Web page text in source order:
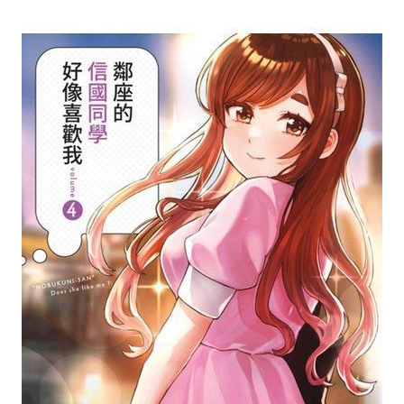
的信國同學，這回又會發生什麼逗趣的事呢
的人待在一起的這個當下…